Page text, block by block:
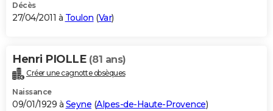
Décès
27/04/2011 à Toulon (Var)
Henri PIOLLE (81 ans)
Créer une cagnotte obsèques
Naissance
09/01/1929 à Seyne (Alpes-de-Haute-Provence)